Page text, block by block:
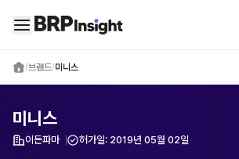
/브랜드/미니스
미니스
이든파마 허가일: 2019년 05월 02일